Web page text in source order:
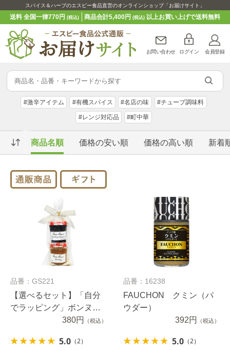
スパイス＆ハーブのエスビー食品直営のオンラインショップ「お届けサイト」
送料 全国一律770円(税込) 商品合計5,400円 (税込)以上お買い上げで送料無料
お問い合わせ ログイン 会員登録
#激辛アイテム #有機スパイス #名店の味 #チューブ調味料
#レンジ対応品 #町中華
商品名順 価格の安い順 価格の高い順 新着
品番：GS221
【選べるセット】「自分
でラッピング」ボンヌマ
マンプチジャムとハチミ
380円 （税込）
5.0 （2）
品番：16238
FAUCHON クミン（パ
ウダー）
392円
（税込）
5.0 （2）